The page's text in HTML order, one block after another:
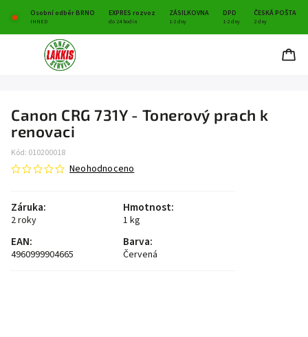
Osobní odběr BRNO EXPRES rozvoz ZÁSILKOVNA DPD ČESKÁ POŠTA
IHNED do 24 hodin 1-2 dny 1-2 dny 2 dny
Canon CRG 731Y - Tonerový prach k
renovaci
Kód: 010200018
Neohodnoceno
Záruka:
2 roky
Hmotnost:
1 kg
EAN:
4960999904665
Barva:
Červená